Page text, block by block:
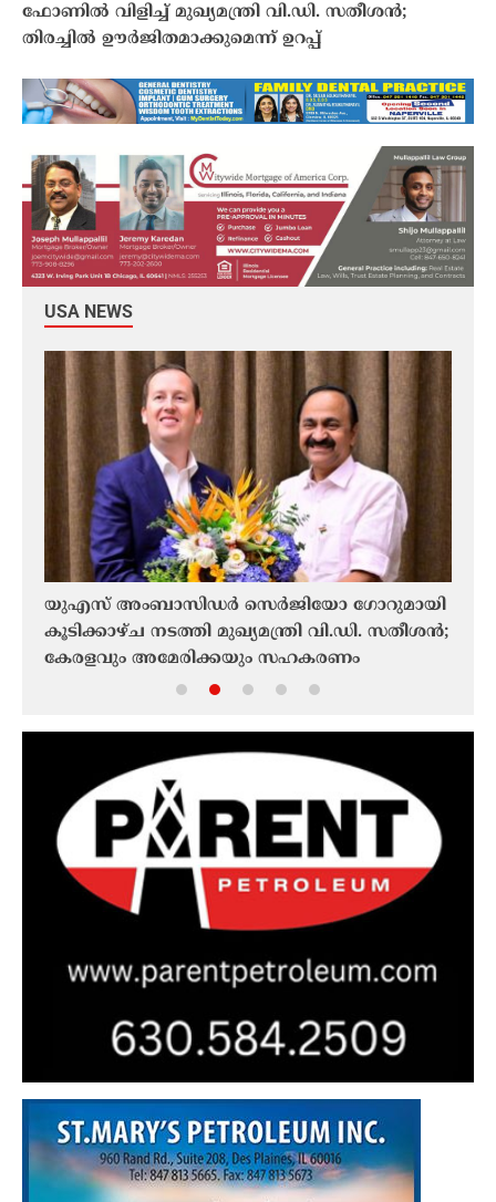
ഫോണിൽ വിളിച്ച് മുഖ്യമന്ത്രി വി.ഡി. സതീശൻ;
തിരച്ചിൽ ഊർജിതമാക്കുമെന്ന് ഉറപ്പ്
USA NEWS
യുഎസ് അംബാസിഡർ സെർജിയോ ഗോറുമായി
കൂടിക്കാഴ്ച നടത്തി മുഖ്യമന്ത്രി വി.ഡി. സതീശൻ;
കേരളവും അമേരിക്കയും സഹകരണം
ശക്തിപ്പെടുത്തും